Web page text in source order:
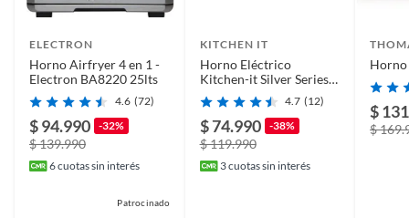
ELECTRON
Horno Airfryer 4 en 1 -
Electron BA8220 25lts
4.6 (72)
$ 94.990 -32%
$ 139.990
6cuotas sin interés
Patrocinado
KITCHEN IT
Horno Eléctrico
Kitchen-it Silver Series
45L
4.7 (12)
$ 74.990 -38%
$ 119.990
3cuotas sin interés
$
$